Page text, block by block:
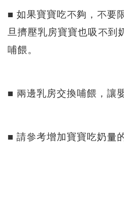
■ 如果寶寶吃不夠，不要
旦擠壓乳房寶寶也吸不到
哺餵。
■ 兩邊乳房交換哺餵，讓
■ 請參考增加寶寶吃奶量